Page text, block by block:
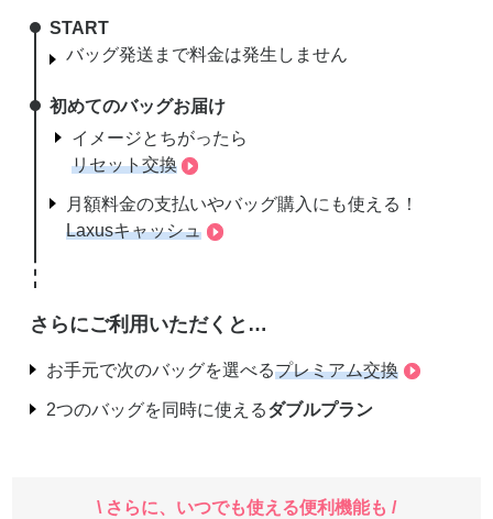
START
バッグ発送まで料金は発生しません
初めてのバッグお届け
イメージとちがったら
リセット交換
月額料金の支払いやバッグ購入にも使える！
Laxusキャッシュ
さらにご利用いただくと…
お手元で次のバッグを選べるプレミアム交換
2つのバッグを同時に使えるダブルプラン
\ さらに、いつでも使える便利機能も /